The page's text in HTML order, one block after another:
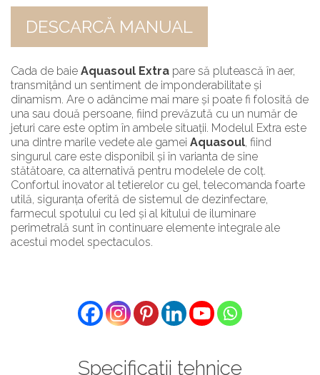
DESCARCĂ MANUAL
Cada de baie Aquasoul Extra pare să plutească în aer,
transmițând un sentiment de imponderabilitate și
dinamism. Are o adâncime mai mare și poate fi folosită de
una sau două persoane, fiind prevăzută cu un număr de
jeturi care este optim în ambele situații. Modelul Extra este
una dintre marile vedete ale gamei Aquasoul , fiind
singurul care este disponibil și în varianta de sine
stătătoare, ca alternativă pentru modelele de colț.
Confortul inovator al tetierelor cu gel, telecomanda foarte
utilă, siguranța oferită de sistemul de dezinfectare,
farmecul spotului cu led și al kitului de iluminare
perimetrală sunt în continuare elemente integrale ale
acestui model spectaculos.
Specificații tehnice